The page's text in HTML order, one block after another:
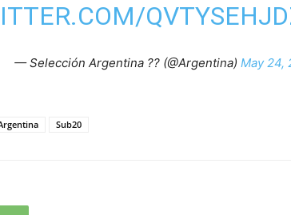
— Selección Argentina ?? (@Argentina) May 24,
Sub20